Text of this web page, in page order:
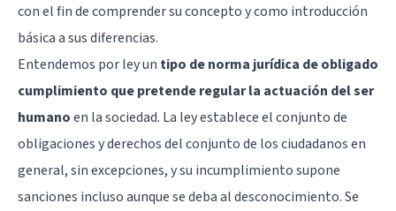
con el fin de comprender su concepto y como introducción
básica a sus diferencias.
Entendemos por ley un tipo de norma jurídica de obligado
cumplimiento que pretende regular la actuación del ser
humanoen la sociedad. La ley establece el conjunto de
obligaciones y derechos del conjunto de los ciudadanos en
general, sin excepciones, y su incumplimiento supone
sanciones incluso aunque se deba al desconocimiento. Se